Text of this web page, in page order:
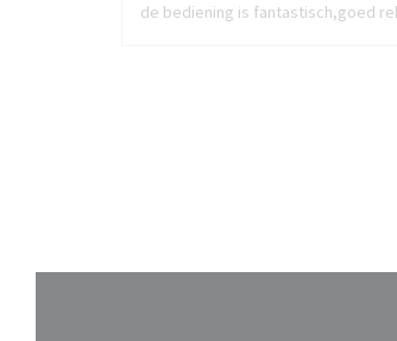
de bediening is fantastisch,goed